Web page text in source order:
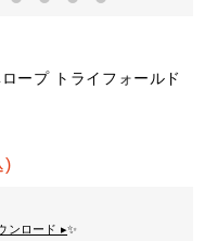
ープ トライフォールド
)
ンロード ▸✨